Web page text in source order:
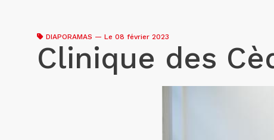
DIAPORAMAS — Le 08 février 2023
Clinique des